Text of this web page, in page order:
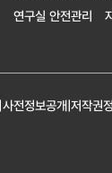
연구실 안전관리
|사전정보공개|저작권